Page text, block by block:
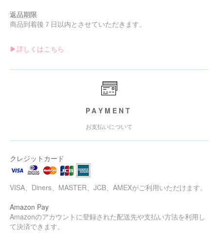
返品期限
商品到着後７日以内とさせていただきます。
▶︎詳しくはこちら
PAYMENT
お支払いについて
クレジットカード
VISA、Diners、MASTER、JCB、AMEXがご利用いただけます。
Amazon Pay
Amazonのアカウントに登録された配送先や支払い方法を利用し
て決済できます。